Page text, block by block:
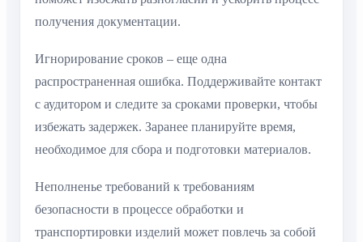
получения документации.
Игнорирование сроков – еще одна
распространенная ошибка. Поддерживайте контакт
с аудитором и следите за сроками проверки, чтобы
избежать задержек. Заранее планируйте время,
необходимое для сбора и подготовки материалов.
Неполненье требований к требованиям
безопасности в процессе обработки и
транспортировки изделий может повлечь за собой